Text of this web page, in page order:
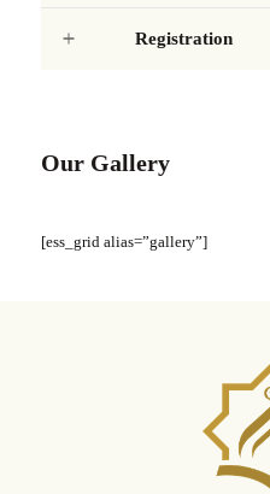
Registration
Our Gallery
[ess_grid alias=”gallery”]